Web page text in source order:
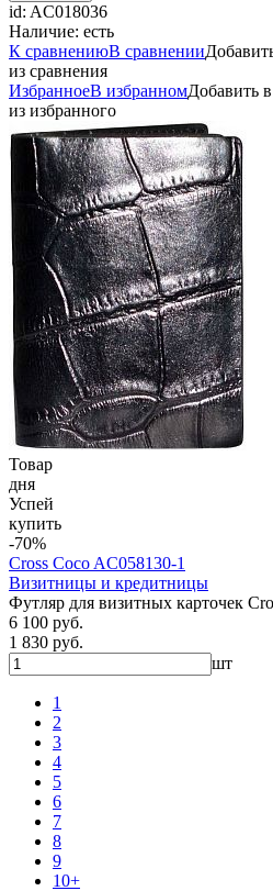
id: AC018036
Наличие: есть
К сравнениюВ сравнении
из сравнения
ИзбранноеВ избранномДобавить
из избранного
Товар
дня
Успей
купить
-70%
Cross Coco AC058130-1
Визитницы и кредитницы
Футляр для визитных карточек
6 100 руб.
1 830 руб.
шт
1
2
3
4
5
6
7
8
9
10+